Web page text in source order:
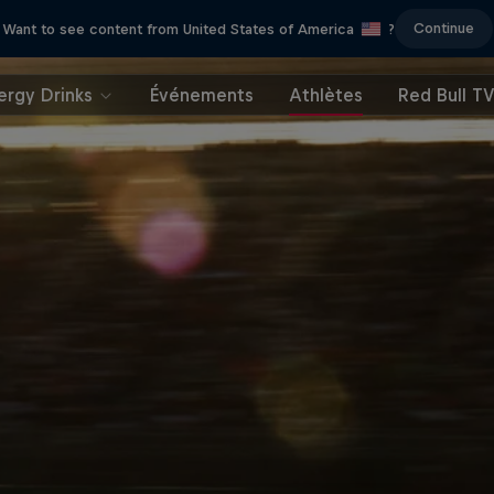
Want to see content from United States of America ? Continue
Drinks Événements Athlètes Red Bull TV